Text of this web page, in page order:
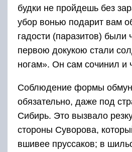
будки не пройдешь без
убор вонью подарит вам
гадости (паразитов) были
первою докукою стали
ногам». Он сам сочинил и
Соблюдение формы
обязательно, даже под
Сибирь. Это вызвало
стороны Суворова,
вшивее пруссаков; в